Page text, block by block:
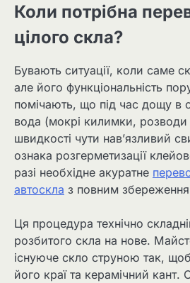
Коли потрібна
цілого скла?
Бувають ситуації, коли саме
але його функціональність
помічають, що під час дощу в
вода (мокрі килимки, розводи
швидкості чути нав’язливий
ознака розгерметизації
разі необхідне акуратне
автоскла з повним
Ця процедура технічно
розбитого скла на нове.
існуюче скло струною так,
його краї та керамічний кант.